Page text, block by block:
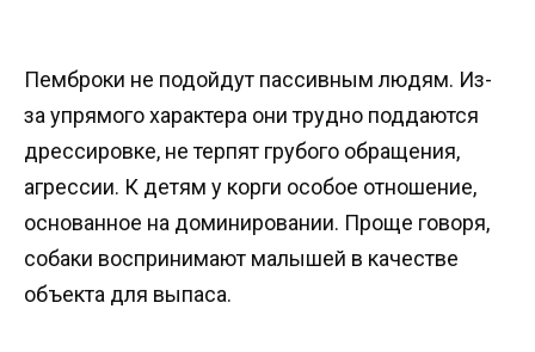
Пемброки не подойдут пассивным людям. Из-
за упрямого характера они трудно поддаются
дрессировке, не терпят грубого обращения,
агрессии. К детям у корги особое отношение,
основанное на доминировании. Проще говоря,
собаки воспринимают малышей в качестве
объекта для выпаса.